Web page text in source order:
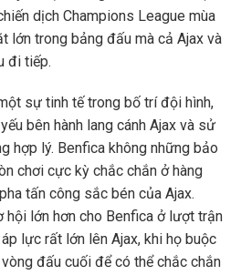
dịch Champions League mùa
lớn trong bảng đấu mà cả Ajax và
đi tiếp.
sự tinh tế trong bố trí đội hình,
bên hành lang cánh Ajax và sử
hợp lý. Benfica không những bảo
chơi cực kỳ chắc chắn ở hàng
tấn công sắc bén của Ajax.
hội lớn hơn cho Benfica ở lượt trận
lực rất lớn lên Ajax, khi họ buộc
đấu cuối để có thể chắc chắn